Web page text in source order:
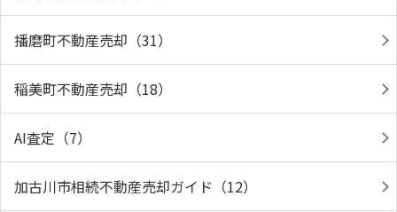
播磨町不動産売却（31）
稲美町不動産売却（18）
AI査定（7）
加古川市相続不動産売却ガイド（12）